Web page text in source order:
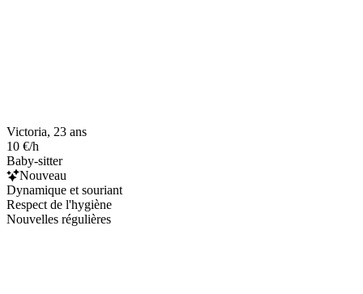
Victoria, 23 ans
10 €/h
Baby-sitter
Nouveau
Dynamique et souriant
Respect de l'hygiène
Nouvelles régulières